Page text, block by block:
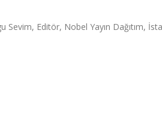
Sevim, Editör, Nobel Yayın Dağıtım,